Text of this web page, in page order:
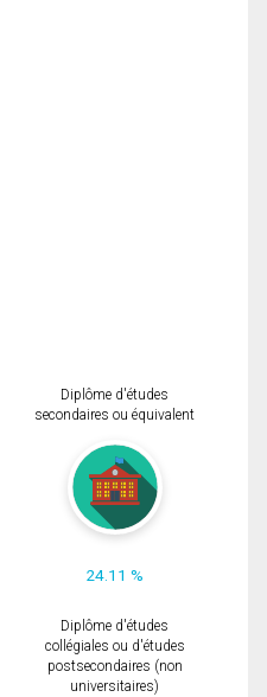
Diplôme d'études
secondaires ou équivalent
24.11 %
Diplôme d'études
collégiales ou d'études
postsecondaires (non
universitaires)